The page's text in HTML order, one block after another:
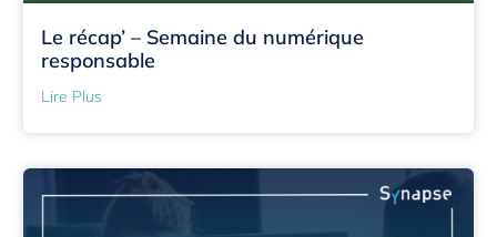
Le récap’ – Semaine du numérique
responsable
Lire Plus